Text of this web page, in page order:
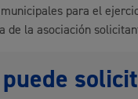
para el
de la asociación